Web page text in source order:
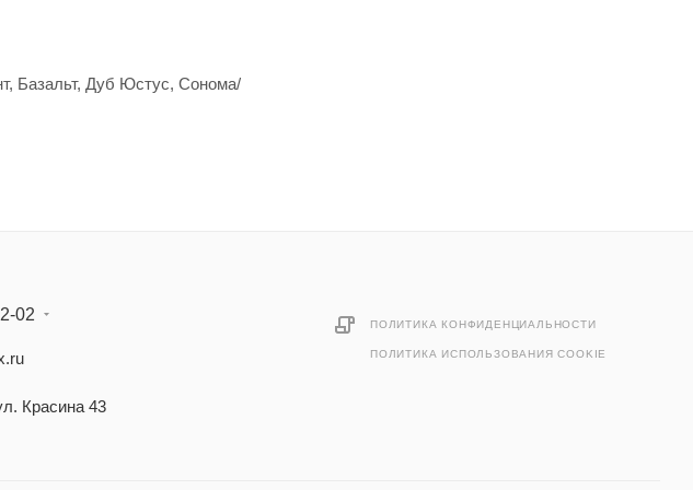
Базальт, Дуб Юстус, Сонома/
02
Красина 43
ПОЛИТИКА КОНФИДЕНЦИАЛЬНОСТИ
ПОЛИТИКА ИСПОЛЬЗОВАНИЯ COOKIE